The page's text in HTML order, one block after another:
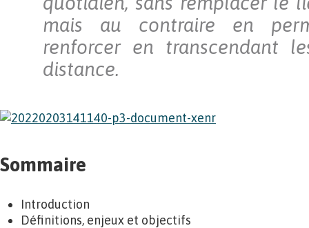
mais au contraire en
renforcer en transcendant
distance.
Sommaire
Introduction
Définitions, enjeux et objectifs